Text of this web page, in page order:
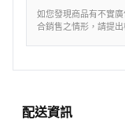
如您發現商品有不實
合銷售之情形，請提
配送資訊